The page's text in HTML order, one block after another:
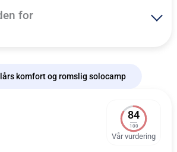
for
komfort og romslig solocamp
84
100
Vår vurdering